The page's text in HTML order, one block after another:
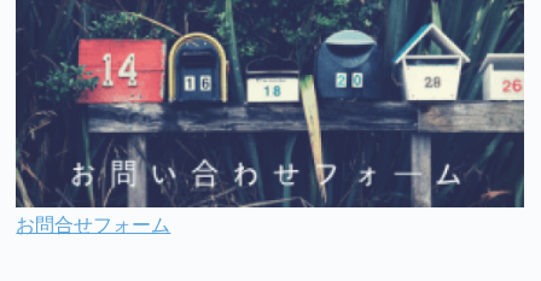
お問合せフォーム